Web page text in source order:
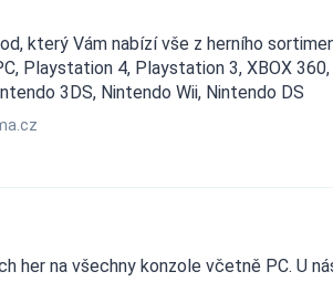
který Vám nabízí vše z herního
Playstation 4, Playstation 3, XBOX
3DS, Nintendo Wii, Nintendo DS
her na všechny konzole včetně PC. U